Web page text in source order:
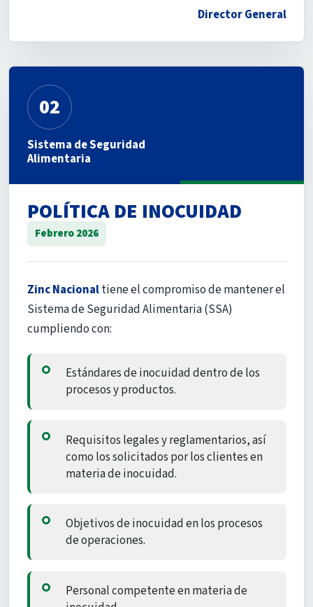
Director General
02
Sistema de Seguridad
Alimentaria
POLÍTICA DE INOCUIDAD
Febrero 2026
Zinc Nacionaltiene el compromiso de mantener el
Sistema de Seguridad Alimentaria (SSA)
cumpliendo con:
Estándares de inocuidad dentro de los
procesos y productos.
Requisitos legales y reglamentarios, así
como los solicitados por los clientes en
materia de inocuidad.
Objetivos de inocuidad en los procesos
de operaciones.
Personal competente en materia de